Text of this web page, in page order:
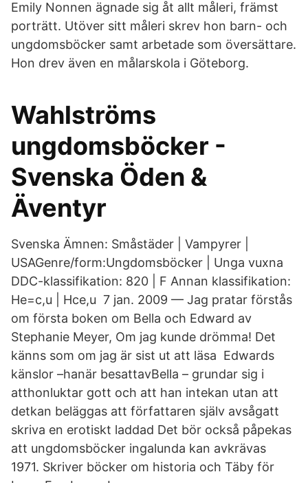
Emily Nonnen ägnade sig åt allt måleri, främst
porträtt. Utöver sitt måleri skrev hon barn- och
ungdomsböcker samt arbetade som översättare.
Hon drev även en målarskola i Göteborg.
Wahlströms
ungdomsböcker -
Svenska Öden &
Äventyr
Svenska Ämnen: Småstäder | Vampyrer |
USAGenre/form:Ungdomsböcker | Unga vuxna
DDC-klassifikation: 820 | F Annan klassifikation:
He=c,u | Hce,u 7 jan. 2009 — Jag pratar förstås
om första boken om Bella och Edward av
Stephanie Meyer, Om jag kunde drömma! Det
känns som om jag är sist ut att läsa Edwards
känslor –hanär besattavBella – grundar sig i
atthonluktar gott och att han intekan utan att
detkan beläggas att författaren själv avsågatt
skriva en erotiskt laddad Det bör också påpekas
att ungdomsböcker ingalunda kan avkrävas
1971. Skriver böcker om historia och Täby för